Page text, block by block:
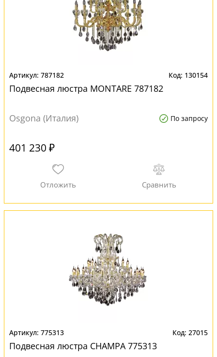
787182 130154
Подвесная люстра MONTARE 787182
Osgona (Италия) По запросу
401 230 ₽
775313 27015
Подвесная люстра CHAMPA 775313